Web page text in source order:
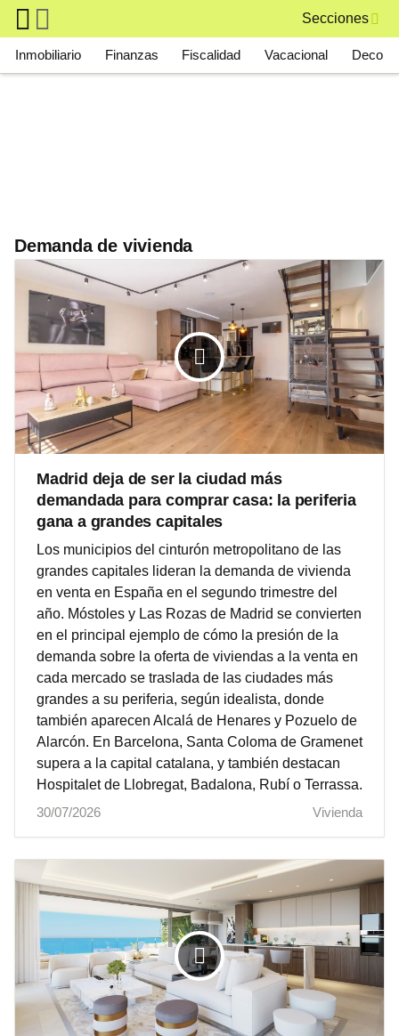
Skip to main content
Secciones
Main navigation
Inmobiliario Finanzas Fiscalidad Vacacional Deco
Demanda de vivienda
Madrid deja de ser la ciudad más
demandada para comprar casa: la periferia
gana a grandes capitales
Los municipios del cinturón metropolitano de las
grandes capitales lideran la demanda de vivienda
en venta en España en el segundo trimestre del
año. Móstoles y Las Rozas de Madrid se convierten
en el principal ejemplo de cómo la presión de la
demanda sobre la oferta de viviendas a la venta en
cada mercado se traslada de las ciudades más
grandes a su periferia, según idealista, donde
también aparecen Alcalá de Henares y Pozuelo de
Alarcón. En Barcelona, Santa Coloma de Gramenet
supera a la capital catalana, y también destacan
Hospitalet de Llobregat, Badalona, Rubí o Terrassa.
30/07/2026
Vivienda